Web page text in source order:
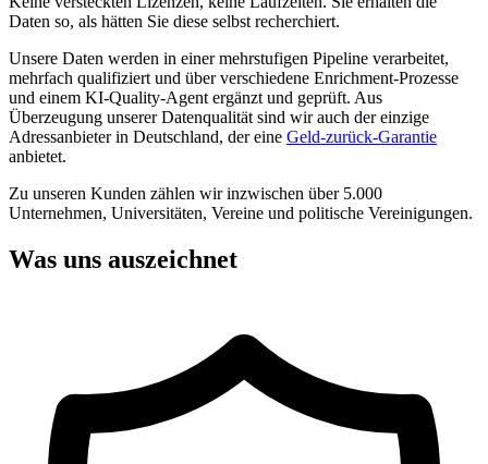
Daten so, als hätten Sie diese selbst recherchiert.
Unsere Daten werden in einer mehrstufigen Pipeline verarbeitet,
mehrfach qualifiziert und über verschiedene Enrichment-Prozesse
und einem KI-Quality-Agent ergänzt und geprüft. Aus
Überzeugung unserer Datenqualität sind wir auch der einzige
Adressanbieter in Deutschland, der eine Geld-zurück-Garantie
anbietet.
Zu unseren Kunden zählen wir inzwischen über 5.000
Unternehmen, Universitäten, Vereine und politische Vereinigungen.
Was uns auszeichnet